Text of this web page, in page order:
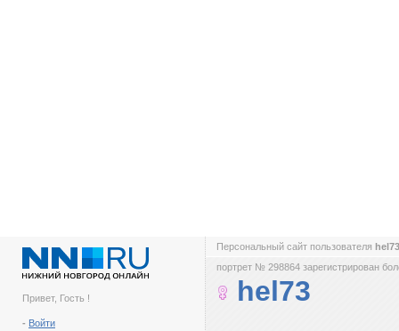
Привет, Гость !
- Войти
Персональный сайт пользователя
портрет № 298864 зарегистрирован
hel73